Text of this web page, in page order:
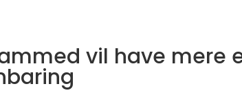
vil have mere